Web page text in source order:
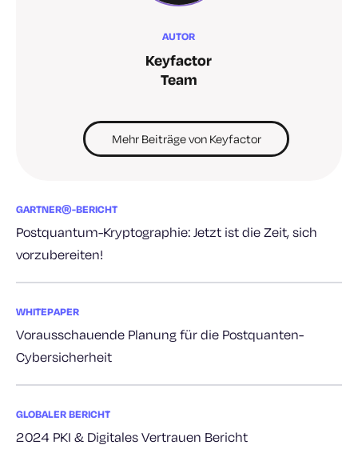
AUTOR
Keyfactor
Team
Mehr Beiträge von Keyfactor
GARTNER®-BERICHT
Postquantum-Kryptographie: Jetzt ist die Zeit, sich
vorzubereiten!
WHITEPAPER
Vorausschauende Planung für die Postquanten-
Cybersicherheit
GLOBALER BERICHT
2024 PKI & Digitales Vertrauen Bericht